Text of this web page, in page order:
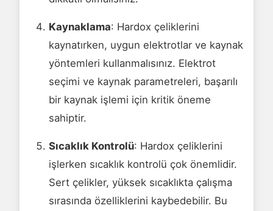
Kaynaklama: Hardox çeliklerini
kaynatırken, uygun elektrotlar ve kaynak
yöntemleri kullanmalısınız. Elektrot
seçimi ve kaynak parametreleri, başarılı
bir kaynak işlemi için kritik öneme
sahiptir.
Sıcaklık Kontrolü: Hardox çeliklerini
işlerken sıcaklık kontrolü çok önemlidir.
Sert çelikler, yüksek sıcaklıkta çalışma
sırasında özelliklerini kaybedebilir. Bu